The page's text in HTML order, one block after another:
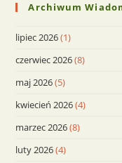
Archiwum
lipiec 2026(1)
czerwiec 2026(8)
maj 2026(5)
kwiecień 2026(4)
marzec 2026(8)
luty 2026(4)